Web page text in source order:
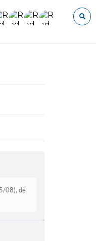
que voce procura?
08), de